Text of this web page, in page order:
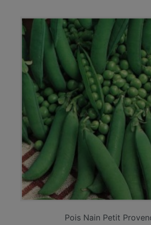
Pois Nain Petit